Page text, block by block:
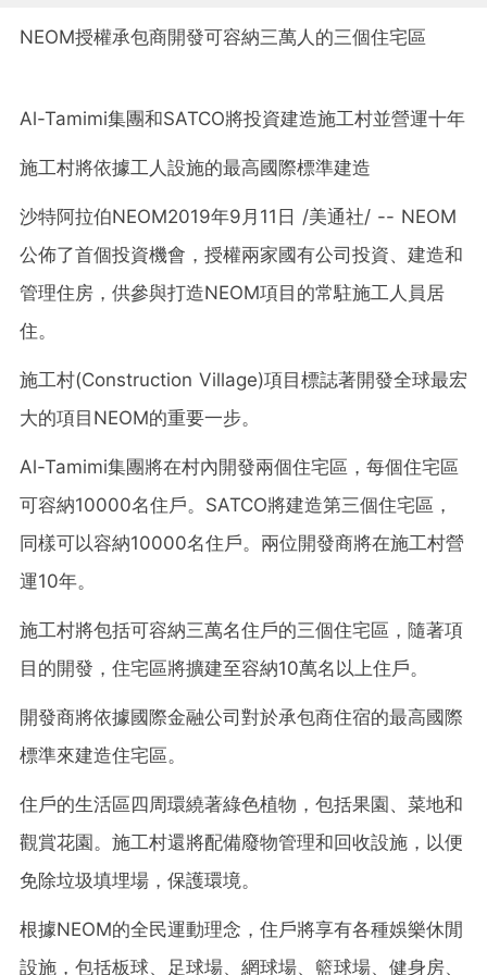
NEOM授權承包商開發可容納三萬人的三個住宅區
Al-Tamimi集團和SATCO將投資建造施工村並營運十年
施工村將依據工人設施的最高國際標準建造
沙特阿拉伯NEOM2019年9月11日 /美通社/ -- NEOM
公佈了首個投資機會，授權兩家國有公司投資、建造和
管理住房，供參與打造NEOM項目的常駐施工人員居
住。
施工村(Construction Village)項目標誌著開發全球最宏
大的項目NEOM的重要一步。
Al-Tamimi集團將在村內開發兩個住宅區，每個住宅區
可容納10000名住戶。SATCO將建造第三個住宅區，
同樣可以容納10000名住戶。兩位開發商將在施工村營
運10年。
施工村將包括可容納三萬名住戶的三個住宅區，隨著項
目的開發，住宅區將擴建至容納10萬名以上住戶。
開發商將依據國際金融公司對於承包商住宿的最高國際
標準來建造住宅區。
住戶的生活區四周環繞著綠色植物，包括果園、菜地和
觀賞花園。施工村還將配備廢物管理和回收設施，以便
免除垃圾填埋場，保護環境。
根據NEOM的全民運動理念，住戶將享有各種娛樂休閒
設施，包括板球、足球場、網球場、籃球場、健身房、